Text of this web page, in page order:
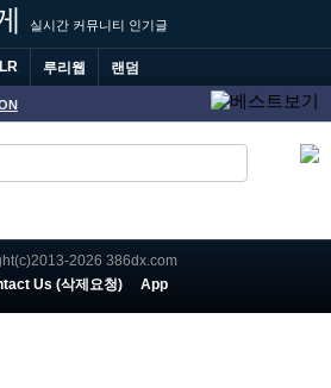
실시간 커뮤니티 인기글
루리웹 랜덤
2026 386dx.com
Us (삭제요청)
App